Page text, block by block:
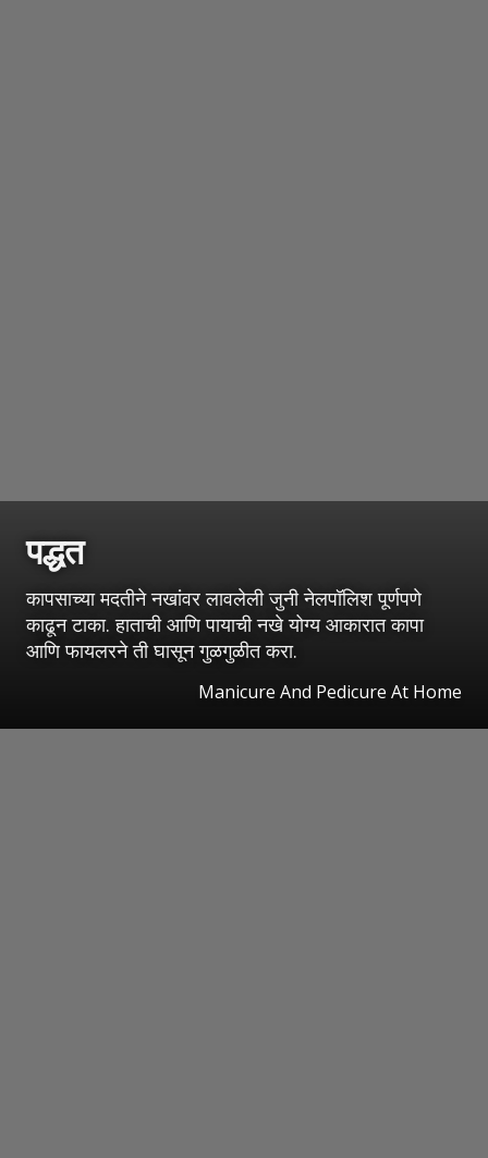
पद्धत
कापसाच्या मदतीने नखांवर लावलेली जुनी नेलपॉलिश पूर्णपणे
काढून टाका. हाताची आणि पायाची नखे योग्य आकारात कापा
आणि फायलरने ती घासून गुळगुळीत करा.
Manicure And Pedicure At Home